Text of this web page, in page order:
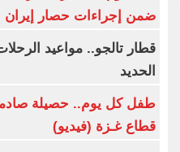
ضمن إجراءات حصار إيران
قطار تالجو.. مواعيد
الحديد
طفل كل يوم.. حصيلة
قطاع غـزة (فيديو)